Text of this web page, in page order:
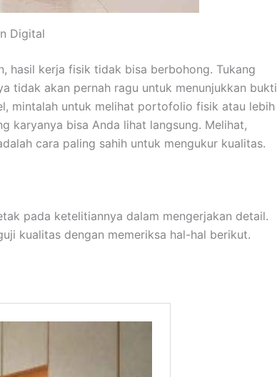
Digital
hasil kerja fisik tidak bisa berbohong. Tukang
tidak akan pernah ragu untuk menunjukkan bukti
mintalah untuk melihat portofolio fisik atau lebih
karyanya bisa Anda lihat langsung. Melihat,
cara paling sahih untuk mengukur kualitas.
pada ketelitiannya dalam mengerjakan detail.
kualitas dengan memeriksa hal-hal berikut.